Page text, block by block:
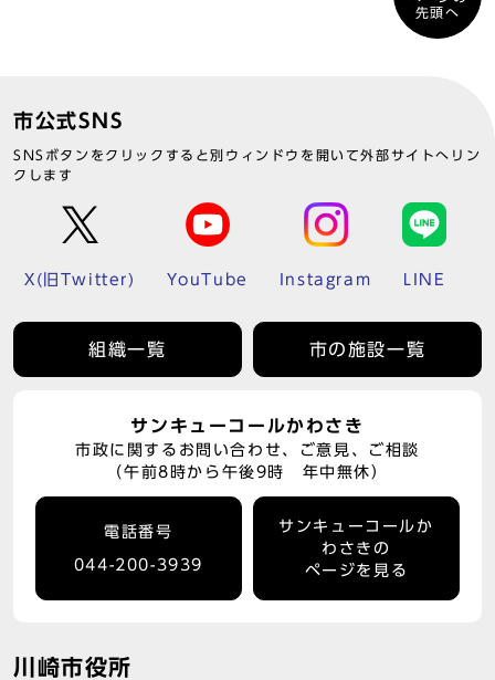
先頭へ
市公式SNS
SNSボタンをクリックすると別ウィンドウを開いて外部サイトへリン
クします
X(旧Twitter) YouTube Instagram LINE
組織一覧 市の施設一覧
サンキューコールかわさき
市政に関するお問い合わせ、ご意見、ご相談
（午前8時から午後9時 年中無休）
電話番号
044-200-3939
サンキューコールか
わさきの
ページを見る
川崎市役所